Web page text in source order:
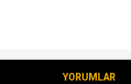
YORUMLAR